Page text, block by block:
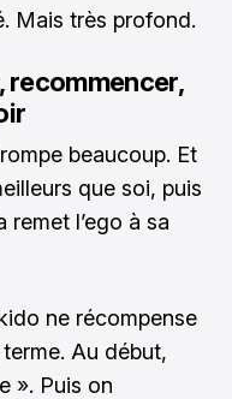
Mais très profond.
recommencer,
beaucoup. Et
que soi, puis
l’ego à sa
ne récompense
Au début,
». Puis on